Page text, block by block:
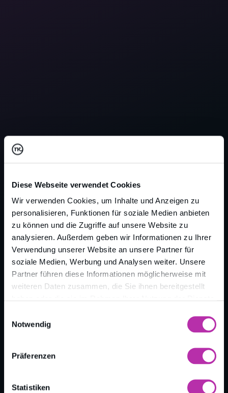
Diese Webseite verwendet Cookies
Wir verwenden Cookies, um Inhalte und Anzeigen zu
personalisieren, Funktionen für soziale Medien anbieten
zu können und die Zugriffe auf unsere Website zu
analysieren. Außerdem geben wir Informationen zu Ihrer
Verwendung unserer Website an unsere Partner für
soziale Medien, Werbung und Analysen weiter. Unsere
Partner führen diese Informationen möglicherweise mit
weiteren Daten zusammen, die Sie ihnen bereitgestellt
Notwendig
Präferenzen
Statistiken